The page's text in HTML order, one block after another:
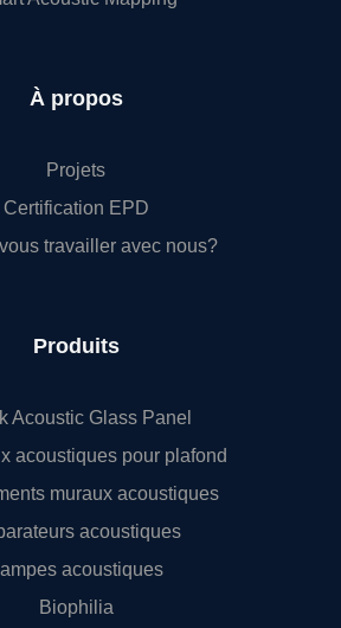
À propos
Projets
Certification EPD
travailler avec nous?
Produits
Acoustic Glass Panel
acoustiques pour plafond
muraux acoustiques
acoustiques
acoustiques
Biophilia